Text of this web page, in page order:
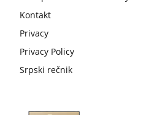
Kontakt
Privacy
Privacy Policy
Srpski rečnik